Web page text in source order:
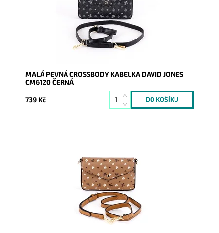
Skladem
9367
David Jones Paris
2 roky
MALÁ PEVNÁ CROSSBODY KABELKA DAVID JONES
CM6120 ČERNÁ
739 Kč
výrazným originálním vzorováním v krásné
světlehnědé barvě.
Skladem
9369
David Jones Paris
2 roky